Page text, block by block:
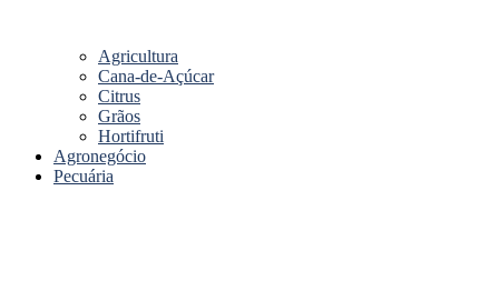
Agricultura
Cana-de-Açúcar
Citrus
Grãos
Hortifruti
Agronegócio
Pecuária